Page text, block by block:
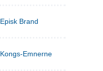
Episk Brand
Kongs-Emnerne